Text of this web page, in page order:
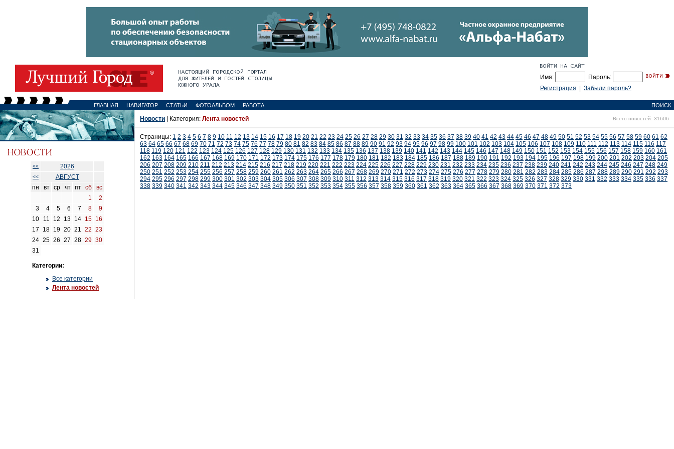
Имя:
Пароль:
Регистрация
Забыли пароль?
ГЛАВНАЯ НАВИГАТОР СТАТЬИ ФОТОАЛЬБОМ РАБОТА ПОИСК
<< 2026
<<
АВГУСТ
пн
вт ср чт пт сб
вс
1
2
3
4 5 6 7 8
9
10
11 12 13 14 15 16
17
18 19 20 21 22 23
24 25 26 27 28 29 30
31
Категории:
Все категории
Лента новостей
Новости | Категория: Лента новостей Всего новостей: 31606
Страницы: 1 2 3 4 5 6 7 8 9 10 11 12 13 14 15 16 17 18 19 20 21 22 23 24 25 26 27 28 29 30 31 32 33 34 35 36 37 38 39 40 41 42 43 44 45 46 47 48 49 50 51 52 53 54 55 56 57 58 59 60 61 62
63 64 65 66 67 68 69 70 71 72 73 74 75 76 77 78 79 80 81 82 83 84 85 86 87 88 89 90 91 92 93 94 95 96 97 98 99 100 101 102 103 104 105 106 107 108 109 110 111 112 113 114 115 116 117
118 119 120 121 122 123 124 125 126 127 128 129 130 131 132 133 134 135 136 137 138 139 140 141 142 143 144 145 146 147 148 149 150 151 152 153 154 155 156 157 158 159 160 161
162 163 164 165 166 167 168 169 170 171 172 173 174 175 176 177 178 179 180 181 182 183 184 185 186 187 188 189 190 191 192 193 194 195 196 197 198 199 200 201 202 203 204 205
206 207 208 209 210 211 212 213 214 215 216 217 218 219 220 221 222 223 224 225 226 227 228 229 230 231 232 233 234 235 236 237 238 239 240 241 242 243 244 245 246 247 248 249
250 251 252 253 254 255 256 257 258 259 260 261 262 263 264 265 266 267 268 269 270 271 272 273 274 275 276 277 278 279 280 281 282 283 284 285 286 287 288 289 290 291 292 293
294 295 296 297 298 299 300 301 302 303 304 305 306 307 308 309 310 311 312 313 314 315 316 317 318 319 320 321 322 323 324 325 326 327 328 329 330 331 332 333 334 335 336 337
338 339 340 341 342 343 344 345 346 347 348 349 350 351 352 353 354 355 356 357 358 359 360 361 362 363 364 365 366 367 368 369 370 371 372 373